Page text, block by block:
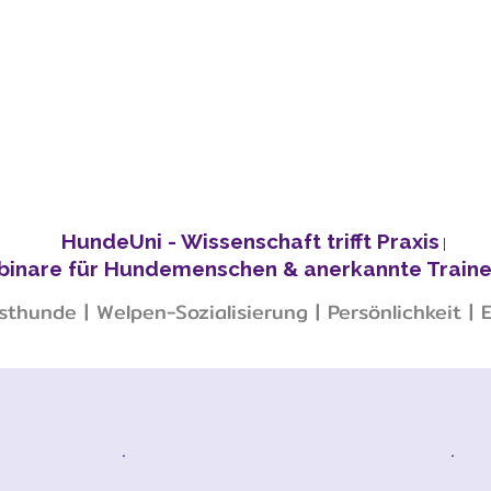
HundeUni - Wissenschaft trifft Praxis
für Hundemenschen & anerkannte
| Welpen-Sozialisierung | Persönlichkeit |